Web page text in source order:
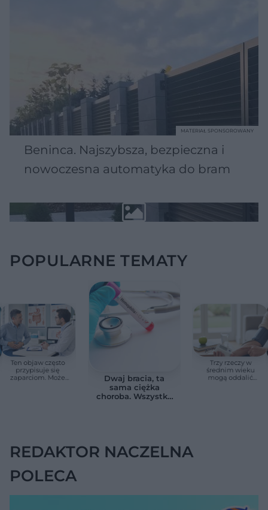
Beninca. Najszybsza, bezpieczna i
nowoczesna automatyka do bram
MATERIAŁ SPONSOROWANY
POPULARNE TEMATY
Ten objaw często
przypisuje się
zaparciom. Może
Dwaj bracia, ta
sama ciężka
choroba. Wszystko
Trzy rzeczy w
średnim wieku
mogą oddalić
REDAKTOR NACZELNA
POLECA